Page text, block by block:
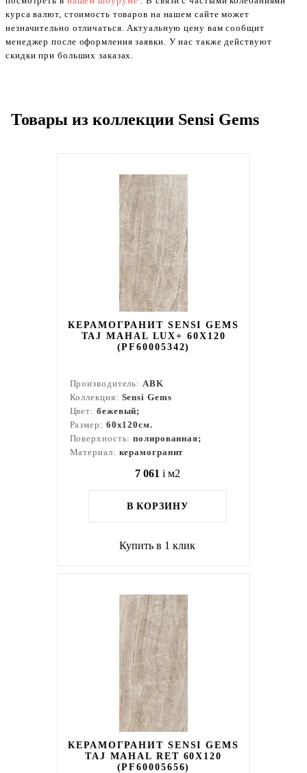
курса валют, стоимость товаров на нашем сайте может
незначительно отличаться. Актуальную цену вам сообщит
менеджер после оформления заявки. У нас также действуют
скидки при больших заказах.
Товары из коллекции Sensi Gems
КЕРАМОГРАНИТ SENSI GEMS
TAJ MAHAL LUX+ 60X120
(PF60005342)
Производитель:ABK
Коллекция: Sensi Gems
Цвет: бежевый;
Размер: 60x120см.
Поверхность:полированная;
Материал: керамогранит
7 061 i м2
В КОРЗИНУ
Купить в 1 клик
КЕРАМОГРАНИТ SENSI GEMS
TAJ MAHAL RET 60X120
(PF60005656)